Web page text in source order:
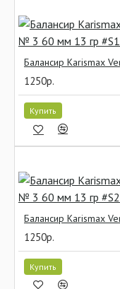
1250р.
Купить
1250р.
Купить